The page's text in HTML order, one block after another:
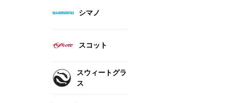
シマノ
スコット
スウィートグラ
ス